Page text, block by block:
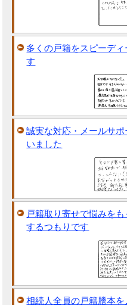
多くの戸籍をスピーデ
す
誠実な対応・メールサ
いました
戸籍取り寄せで悩みを
するつもりです
相続人全員の戸籍謄本